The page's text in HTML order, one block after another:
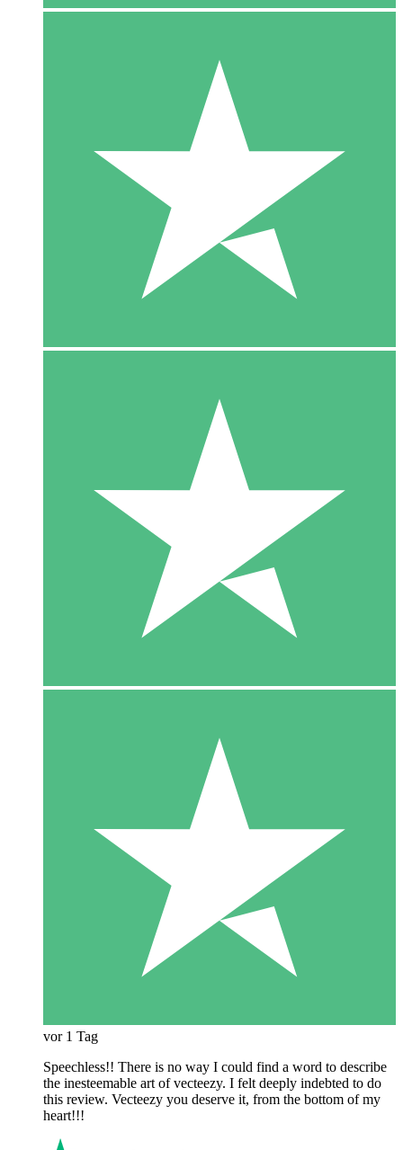
vor 1 Tag
Speechless!! There is no way I could find a word to describe
the inesteemable art of vecteezy. I felt deeply indebted to do
this review. Vecteezy you deserve it, from the bottom of my
heart!!!